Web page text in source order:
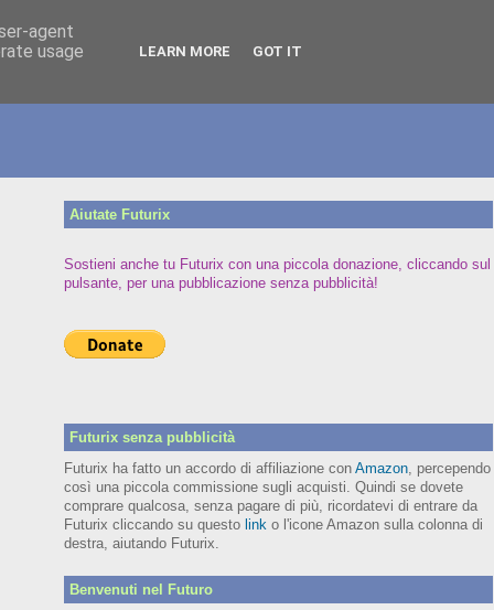
Aiutate Futurix
Sostieni anche tu Futurix con una piccola donazione, cliccando sul
pulsante, per una pubblicazione senza pubblicità!
Futurix senza pubblicità
Futurix ha fatto un accordo di affiliazione con Amazon, percependo
così una piccola commissione sugli acquisti. Quindi se dovete
comprare qualcosa, senza pagare di più, ricordatevi di entrare da
Futurix cliccando su questo link o l'icone Amazon sulla colonna di
destra, aiutando Futurix.
Benvenuti nel Futuro
agent
usage
LEARN MORE GOT IT